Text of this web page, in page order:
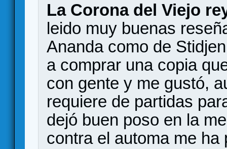
La Corona del Viejo
leido muy buenas
Ananda como de
a comprar una copia
con gente y me gustó,
requiere de partidas
dejó buen poso en la
contra el automa me